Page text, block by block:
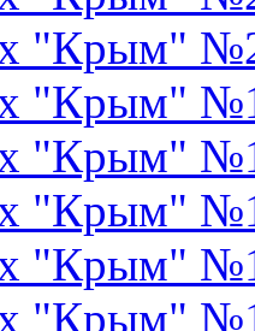
"Крым"
"Крым"
"Крым"
"Крым"
"Крым"
"Крым"